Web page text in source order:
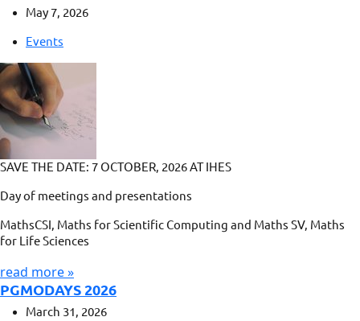
May 7, 2026
Events
SAVE THE DATE: 7 OCTOBER, 2026 AT IHES
Day of meetings and presentations
MathsCSI, Maths for Scientific Computing and Maths SV, Maths
for Life Sciences
read more »
PGMODAYS 2026
March 31, 2026